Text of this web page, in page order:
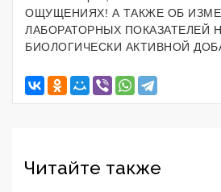
ОЩУЩЕНИЯХ! А ТАКЖЕ ОБ
ЛАБОРАТОРНЫХ ПОКАЗАТЕЛЕЙ
БИОЛОГИЧЕСКИ АКТИВНОЙ
Читайте также